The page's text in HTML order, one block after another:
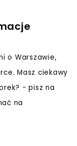
o Warszawie,
Masz ciekawy
- pisz na
na